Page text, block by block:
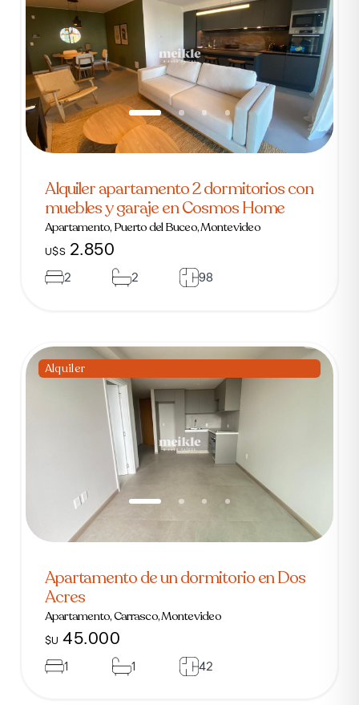
Alquiler apartamento 2 dormitorios con
muebles y garaje en Cosmos Home
Apartamento, Puerto del Buceo, Montevideo
U$S 2.850
2 2 98
Alquiler
Apartamento de un dormitorio en Dos
Acres
Apartamento, Carrasco, Montevideo
$U 45.000
1 1 42